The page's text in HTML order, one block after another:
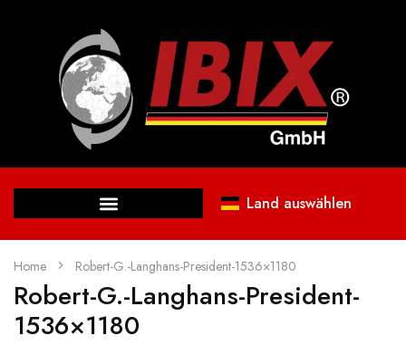
Land auswählen
Home Robert-G.-Langhans-President-1536×1180
Robert-G.-Langhans-President-
1536×1180